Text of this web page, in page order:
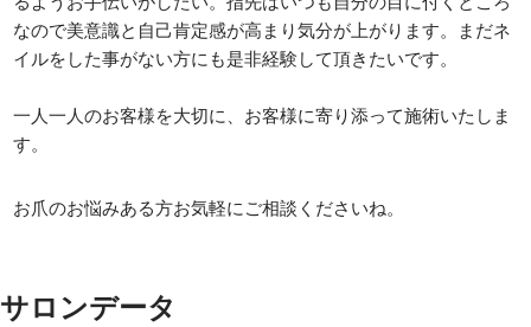
なので美意識と自己肯定感が高まり気分が上がります。まだネ
イルをした事がない方にも是非経験して頂きたいです。
一人一人のお客様を大切に、お客様に寄り添って施術いたしま
す。
お爪のお悩みある方お気軽にご相談くださいね。
サロンデータ